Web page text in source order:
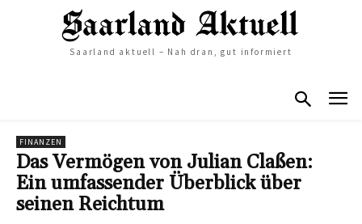
Saarland aktuell – Nah dran, gut informiert
FINANZEN
Das Vermögen von Julian Claßen:
Ein umfassender Überblick über
seinen Reichtum